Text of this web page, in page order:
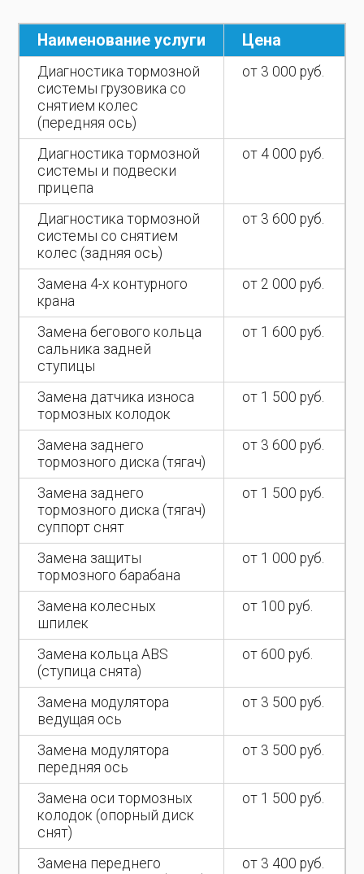
Наименование услуги Цена
Диагностика тормозной
системы грузовика со
снятием колес
(передняя ось)
от 3 000 руб.
Диагностика тормозной
системы и подвески
прицепа
от 4 000 руб.
Диагностика тормозной
системы со снятием
колес (задняя ось)
от 3 600 руб.
Замена 4-х контурного
крана
от 2 000 руб.
Замена бегового кольца
сальника задней
ступицы
от 1 600 руб.
Замена датчика износа
тормозных колодок
от 1 500 руб.
Замена заднего
тормозного диска (тягач)
от 3 600 руб.
Замена заднего
тормозного диска (тягач)
суппорт снят
от 1 500 руб.
Замена защиты
тормозного барабана
от 1 000 руб.
Замена колесных
шпилек
от 100 руб.
Замена кольца ABS
(ступица снята)
от 600 руб.
Замена модулятора
ведущая ось
от 3 500 руб.
Замена модулятора
передняя ось
от 3 500 руб.
Замена оси тормозных
колодок (опорный диск
снят)
от 1 500 руб.
Замена переднего
от 3 400 руб.